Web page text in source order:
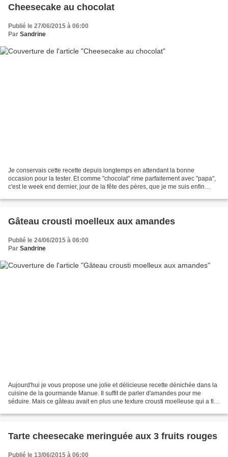
Cheesecake au chocolat
Publié le 27/06/2015 à 06:00
Par Sandrine
Je conservais cette recette depuis longtemps en attendant la bonne
occasion pour la tester. Et comme "chocolat" rime parfaitement avec "papa",
c'est le week end dernier, jour de la fête des pères, que je me suis enfin
Gâteau crousti moelleux aux amandes
Publié le 24/06/2015 à 06:00
Par Sandrine
Aujourd'hui je vous propose une jolie et délicieuse recette dénichée dans la
cuisine de la gourmande Manue. Il suffit de parler d'amandes pour me
séduire. Mais ce gâteau avait en plus une texture crousti moelleuse qui a fini
Tarte cheesecake meringuée aux 3 fruits rouges
Publié le 13/06/2015 à 06:00